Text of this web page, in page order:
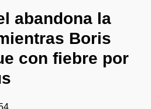
abandona la
Boris
con fiebre por